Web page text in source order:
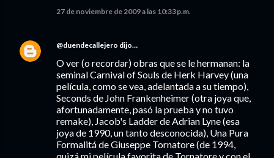
27 de noviembre de 2009 a las 10:33 p.m.
@duendecallejero dijo…
O ver (o recordar) obras que se le hermanan: la
seminal Carnival of Souls de Herk Harvey (una
película, como se vea, adelantada a su tiempo),
Seconds de John Frankenheimer (otra joya que,
afortunadamente, pasó la prueba y no tuvo
remake), Jacob's Ladder de Adrian Lyne (esa
joya de 1990, un tanto desconocida), Una Pura
Formalitá de Giuseppe Tornatore (de 1994,